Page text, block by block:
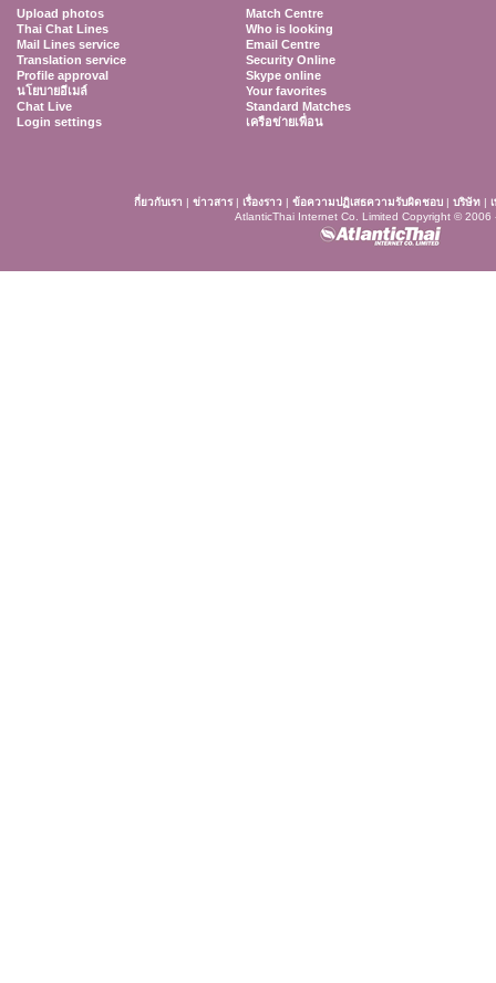
Upload photos
Thai Chat Lines
Mail Lines service
Translation service
Profile approval
นโยบายอีเมล์
Chat Live
Login settings
Match Centre
Who is looking
Email Centre
Security Online
Skype online
Your favorites
Standard Matches
เครือข่ายเพื่อน
กี่ยวกับเรา | ข่าวสาร| เรื่องราว| ข้อความปฏิเสธความรับผิดชอบ| บริษัท|
AtlanticThai Internet Co. Limited Copyright © 2006